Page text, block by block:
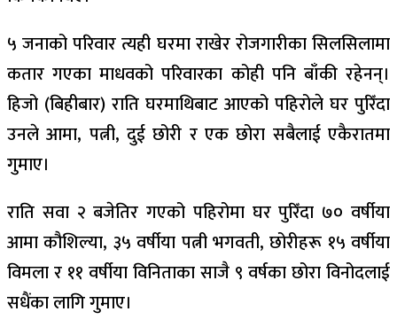
५ जनाको परिवार त्यही घरमा राखेर रोजगारीका सिलसिलामा
कतार गएका माधवको परिवारका कोही पनि बाँकी रहेनन्।
हिजो (बिहीबार) राति घरमाथिबाट आएको पहिरोले घर पुरिँदा
उनले आमा, पत्नी, दुई छोरी र एक छोरा सबैलाई एकैरातमा
गुमाए।
राति सवा २ बजेतिर गएको पहिरोमा घर पुरिँदा ७० वर्षीया
आमा कौशिल्या, ३५ वर्षीया पत्नी भगवती, छोरीहरू १५ वर्षीया
विमला र ११ वर्षीया विनिताका साजै ९ वर्षका छोरा विनोदलाई
सधैंका लागि गुमाए।